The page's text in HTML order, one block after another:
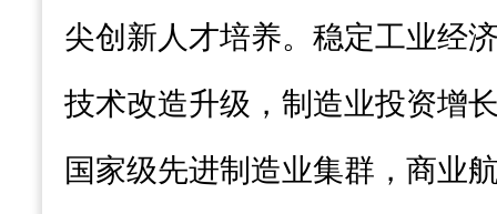
尖创新人才培养。稳定工业经
技术改造升级，制造业投资增
国家级先进制造业集群，商业